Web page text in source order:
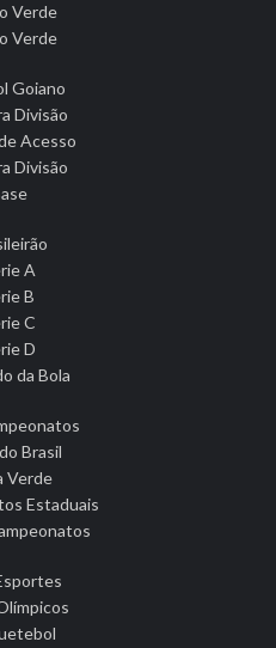
Verde
Verde
Goiano
Divisão
Acesso
Divisão
A
B
C
D
da Bola
Brasil
Verde
Estaduais